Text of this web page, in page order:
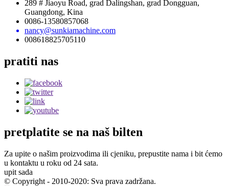
289 # Jiaoyu Road, grad Dalingshan, grad Dongguan,
Guangdong, Kina
0086-13580857068
nancy@sunkiamachine.com
008618825705110
pratiti nas
pretplatite se na naš bilten
Za upite o našim proizvodima ili cjeniku, prepustite nama i bit ćemo
u kontaktu u roku od 24 sata.
upit sada
© Copyright - 2010-2020: Sva prava zadržana.